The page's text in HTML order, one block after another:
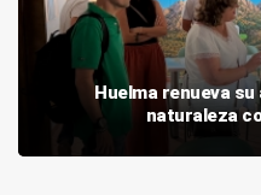
Huelma renueva su
naturaleza